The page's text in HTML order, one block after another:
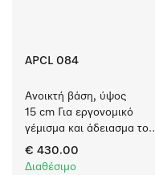
APCL 084
Ανοικτή βάση, ύψος
15 cm Για εργονομικό
γέμισμα και άδειασμα του
πλυντηρίου ρούχων και
του στεγνωτηρίου.
€ 430.00
Διαθέσιμο